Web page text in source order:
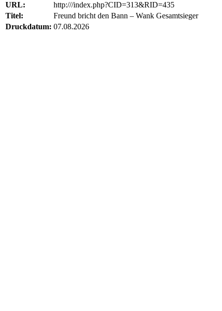
URL:
http:///index.php?CID=313&RID=435
Titel:
Freund bricht den Bann – Wank Gesamtsieger
Druckdatum: 07.08.2026